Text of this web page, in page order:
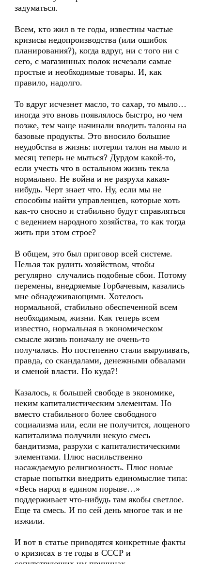
задуматься.
Всем, кто жил в те годы, известны частые
кризисы недопроизводства (или ошибок
планирования?), когда вдруг, ни с того ни с
сего, с магазинных полок исчезали самые
простые и необходимые товары. И, как
правило, надолго.
То вдруг исчезнет масло, то сахар, то мыло…
иногда это вновь появлялось быстро, но чем
позже, тем чаще начинали вводить талоны на
базовые продукты. Это вносило большие
неудобства в жизнь: потерял талон на мыло и
месяц теперь не мыться? Дурдом какой-то,
если учесть что в остальном жизнь текла
нормально. Не война и не разруха какая-
нибудь. Черт знает что. Ну, если мы не
способны найти управленцев, которые хоть
как-то сносно и стабильно будут справляться
с ведением народного хозяйства, то как тогда
жить при этом строе?
В общем, это был приговор всей системе.
Нельзя так рулить хозяйством, чтобы
регулярно случались подобные сбои. Потому
перемены, внедряемые Горбачевым, казались
мне обнадеживающими. Хотелось
нормальной, стабильно обеспеченной всем
необходимым, жизни. Как теперь всем
известно, нормальная в экономическом
смысле жизнь поначалу не очень-то
получалась. Но постепенно стали выруливать,
правда, со скандалами, денежными обвалами
и сменой власти. Но куда?!
Казалось, к большей свободе в экономике,
неким капиталистическим элементам. Но
вместо стабильного более свободного
социализма или, если не получится, лощеного
капитализма получили некую смесь
бандитизма, разрухи с капиталистическими
элементами. Плюс насильственно
насаждаемую религиозность. Плюс новые
старые попытки внедрить единомыслие типа:
«Весь народ в едином порыве…»
поддерживает что-нибудь там якобы светлое.
Еще та смесь. И по сей день многое так и не
изжили.
И вот в статье приводятся конкретные факты
о кризисах в те годы в СССР и